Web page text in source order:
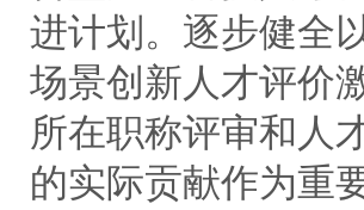
进计划。逐步健全
场景创新人才评价
所在职称评审和人
的实际贡献作为重